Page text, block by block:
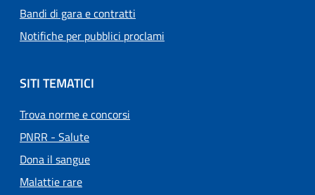
Bandi di gara e contratti
Notifiche per pubblici proclami
SITI TEMATICI
Trova norme e concorsi
PNRR - Salute
Dona il sangue
Malattie rare